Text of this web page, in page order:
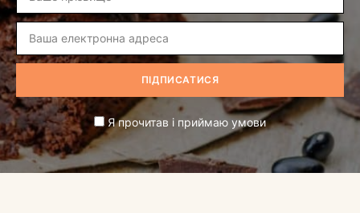
Я прочитав і приймаю умови